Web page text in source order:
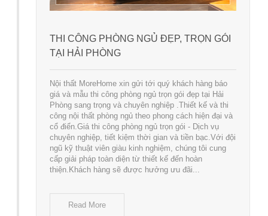
THI CÔNG PHÒNG NGỦ ĐẸP, TRỌN GÓI
TẠI HẢI PHÒNG
Nội thất MoreHome xin gửi tới quý khách hàng báo
giá và mẫu thi công phòng ngủ trọn gói đẹp tại Hải
Phòng sang trọng và chuyên nghiệp .Thiết kế và thi
công nội thất phòng ngủ theo phong cách hiện đại và
cổ điển.Giá thi công phòng ngủ trọn gói - Dịch vụ
chuyên nghiệp, tiết kiệm thời gian và tiền bạc.Với đội
ngũ kỹ thuật viên giàu kinh nghiệm, chúng tôi cung
cấp giải pháp toàn diện từ thiết kế đến hoàn
thiện.Khách hàng sẽ được hưởng ưu đãi...
Read More